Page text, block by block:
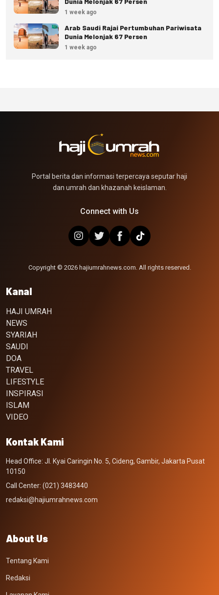
1 week ago
Arab Saudi Rajai Pertumbuhan Pariwisata
Dunia Melonjak 67 Persen
1 week ago
Portal berita dan informasi terpercaya seputar haji
dan umrah dan khazanah keislaman.
Connect with Us
Copyright © 2026 hajiumrahnews.com. All rights reserved.
Kanal
HAJI UMRAH
NEWS
SYARIAH
SAUDI
DOA
TRAVEL
LIFESTYLE
INSPIRASI
ISLAM
VIDEO
Kontak Kami
Head Office: Jl. Kyai Caringin No. 5, Cideng, Gambir, Jakarta Pusat
10150
Call Center: (021) 3483440
redaksi@hajiumrahnews.com
About Us
Tentang Kami
Redaksi